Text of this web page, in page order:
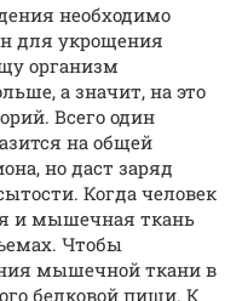
необходимо
для укрощения
организм
а значит, на это
Всего один
на общей
но даст заряд
Когда человек
и мышечная ткань
Чтобы
мышечной ткани в
белковой пищи. К